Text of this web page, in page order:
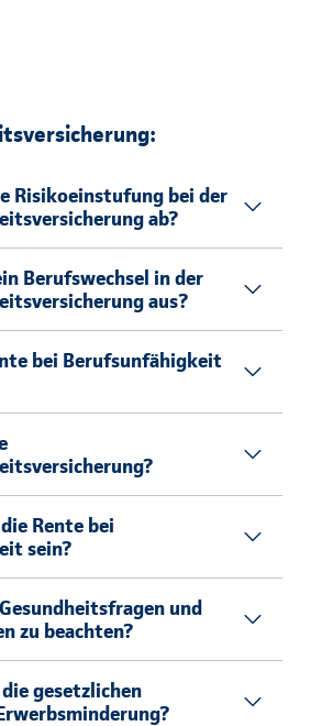
Risikoeinstufung bei der
ab?
Berufswechsel in der
aus?
bei Berufsunfähigkeit
Rente bei
sein?
und
zu beachten?
gesetzlichen